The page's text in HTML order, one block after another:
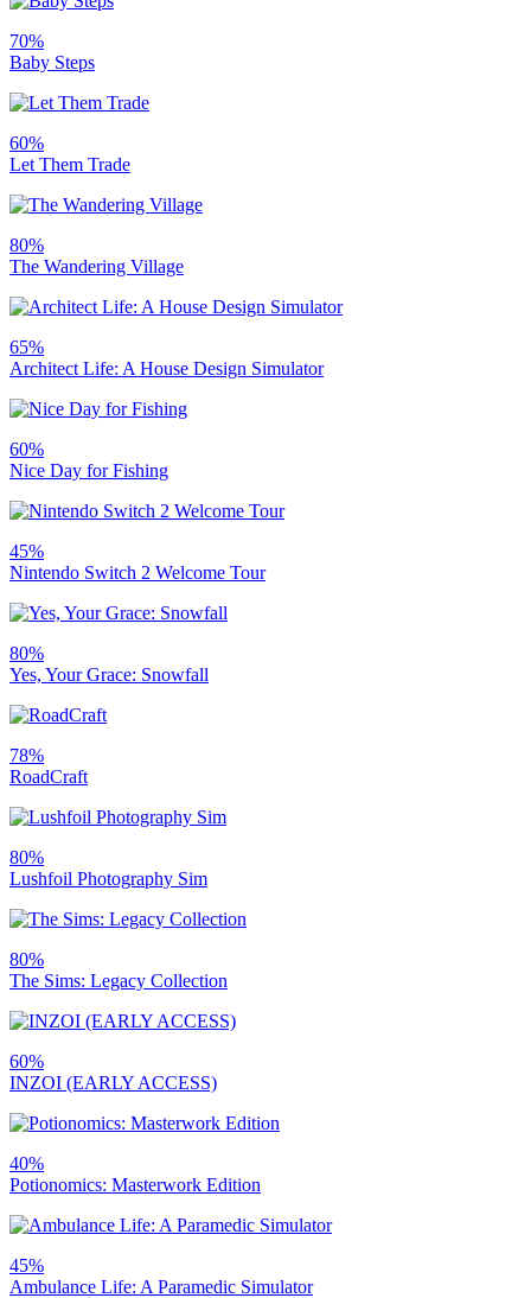
70%
Baby Steps
60%
Let Them Trade
80%
The Wandering Village
65%
Architect Life: A House Design Simulator
60%
Nice Day for Fishing
45%
Nintendo Switch 2 Welcome Tour
80%
Yes, Your Grace: Snowfall
78%
RoadCraft
80%
Lushfoil Photography Sim
80%
The Sims: Legacy Collection
60%
INZOI (EARLY ACCESS)
40%
Potionomics: Masterwork Edition
45%
Ambulance Life: A Paramedic Simulator